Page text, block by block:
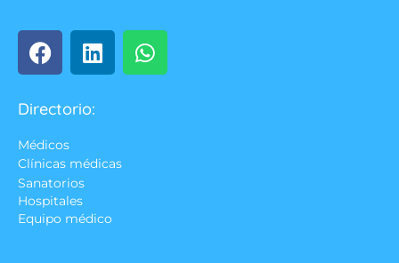
Directorio:
Médicos
Clínicas médicas
Sanatorios
Hospitales
Equipo médico